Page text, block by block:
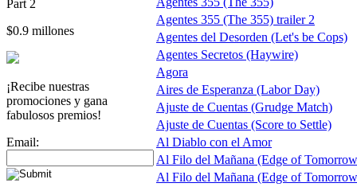
Part 2
$0.9 millones
¡Recibe nuestras
promociones y gana
fabulosos premios!
Email:
Agentes 355 (The 355) trailer 2
Agentes del Desorden (Let's be Cops)
Agentes Secretos (Haywire)
Agora
Aires de Esperanza (Labor Day)
Ajuste de Cuentas (Grudge Match)
Ajuste de Cuentas (Score to Settle)
Al Diablo con el Amor
Al Filo del Mañana (Edge of
Al Filo del Mañana (Edge of